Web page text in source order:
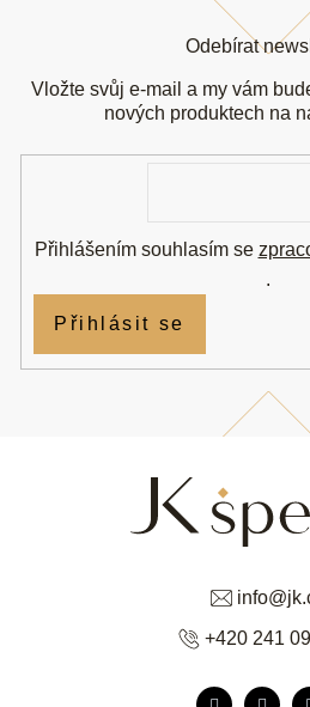
info@
+420 241
Odebírat
Vložte svůj e-mail a my vám
nových produktech na
Přihlášením souhlasím se
.
Přihlásit se